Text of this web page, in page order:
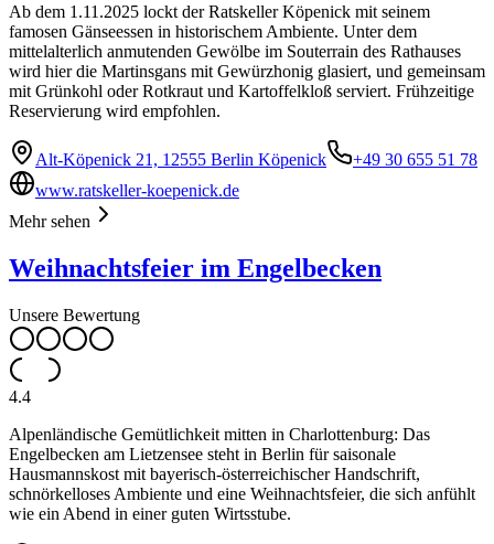
Ab dem 1.11.2025 lockt der Ratskeller Köpenick mit seinem
famosen Gänseessen in historischem Ambiente. Unter dem
mittelalterlich anmutenden Gewölbe im Souterrain des Rathauses
wird hier die Martinsgans mit Gewürzhonig glasiert, und gemeinsam
mit Grünkohl oder Rotkraut und Kartoffelkloß serviert. Frühzeitige
Reservierung wird empfohlen.
Alt-Köpenick 21, 12555 Berlin Köpenick
+49 30 655 51 78
www.ratskeller-koepenick.de
Mehr sehen
Weihnachtsfeier im Engelbecken
Unsere Bewertung
4.4
Alpenländische Gemütlichkeit mitten in Charlottenburg: Das
Engelbecken am Lietzensee steht in Berlin für saisonale
Hausmannskost mit bayerisch-österreichischer Handschrift,
schnörkelloses Ambiente und eine Weihnachtsfeier, die sich anfühlt
wie ein Abend in einer guten Wirtsstube.